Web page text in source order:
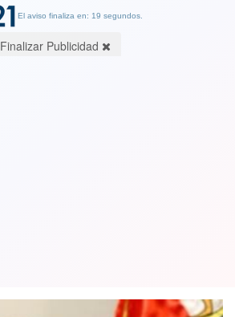
El aviso finaliza en: 19 segundos.
Finalizar Publicidad